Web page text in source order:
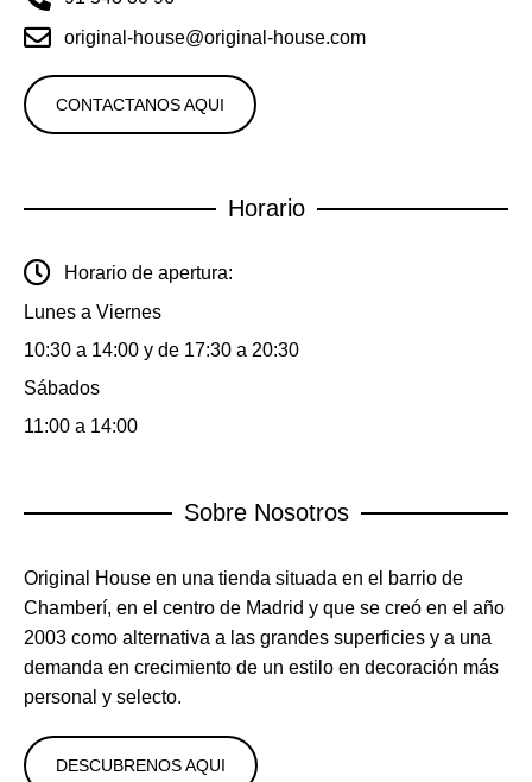
original-house@original-house.com
CONTACTANOS AQUI
Horario
Horario de apertura:
Lunes a Viernes
10:30 a 14:00 y de 17:30 a 20:30
Sábados
11:00 a 14:00
Sobre Nosotros
Original House en una tienda situada en el barrio de
Chamberí, en el centro de Madrid y que se creó en el año
2003 como alternativa a las grandes superficies y a una
demanda en crecimiento de un estilo en decoración más
personal y selecto.
DESCUBRENOS AQUI